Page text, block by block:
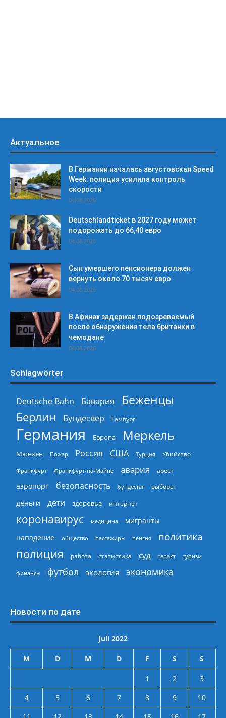
Актуальное
В Германии началась августовская Speed
Week: полиция усилила контроль
скорости
04.08.2026
Deutschlandticket в 2027 году может
подорожать до 66,40 евро
04.08.2026
Сын умершего пенсионера должен
вернуть около 70 тысяч евро
04.08.2026
В Афинах задержан подозреваемый
после обнаружения тела британки в
чемодане
04.08.2026
Schlagwörter
Deutsche Bahn Бавария
Беженцы
Берлин
Бундесвер Гамбург
Германия Европа Меркель
Мюнхен Пожар Россия США Турция Убийство
Франкфурт Франкфурт-на-Майне авария арест
аэропорт безопасность бундестаг выборы
деньги дети здоровье интернет
коронавирус медицина
мигранты
нападение
общество пассажиры пенсия политика
полиция работа статистика суд теракт туризм
финансы футбол экология экономика
Новости по дате
Juli 2022
M D M D F S S
1 2
3
4
5 6 7 8 9
10